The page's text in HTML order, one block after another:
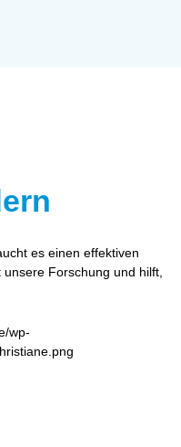
es einen effektiven
Forschung und hilft,